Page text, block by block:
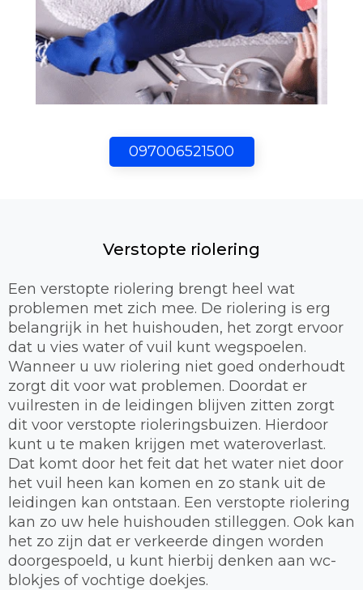
097006521500
Verstopte riolering
Een verstopte riolering brengt heel wat
problemen met zich mee. De riolering is erg
belangrijk in het huishouden, het zorgt ervoor
dat u vies water of vuil kunt wegspoelen.
Wanneer u uw riolering niet goed onderhoudt
zorgt dit voor wat problemen. Doordat er
vuilresten in de leidingen blijven zitten zorgt
dit voor verstopte rioleringsbuizen. Hierdoor
kunt u te maken krijgen met wateroverlast.
Dat komt door het feit dat het water niet door
het vuil heen kan komen en zo stank uit de
leidingen kan ontstaan. Een verstopte riolering
kan zo uw hele huishouden stilleggen. Ook kan
het zo zijn dat er verkeerde dingen worden
doorgespoeld, u kunt hierbij denken aan wc-
blokjes of vochtige doekjes.